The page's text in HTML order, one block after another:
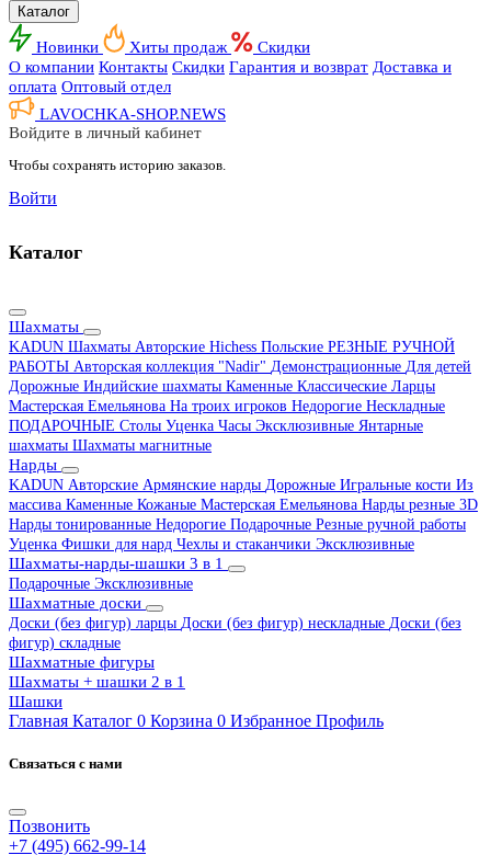
Каталог
Новинки Хиты продаж
Скидки
О компании Контакты Скидки Гарантия и возврат Доставка и
оплата Оптовый отдел
LAVOCHKA-SHOP.NEWS
Войдите в личный кабинет
Чтобы сохранять историю заказов.
Войти
Каталог
Шахматы
KADUN Шахматы Авторские Hichess Польские РЕЗНЫЕ РУЧНОЙ
РАБОТЫ Авторская коллекция "Nadir" Демонстрационные Для детей
Дорожные Индийские шахматы Каменные Классические Ларцы
Мастерская Емельянова На троих игроков Недорогие Нескладные
ПОДАРОЧНЫЕ Столы Уценка Часы Эксклюзивные Янтарные
шахматы Шахматы магнитные
Нарды
KADUN Авторские Армянские нарды Дорожные Игральные кости Из
массива Каменные Кожаные Мастерская Емельянова Нарды резные 3D
Нарды тонированные Недорогие Подарочные Резные ручной работы
Уценка Фишки для нард Чехлы и стаканчики Эксклюзивные
Шахматы-нарды-шашки 3 в 1
Подарочные Эксклюзивные
Шахматные доски
Доски (без фигур) ларцы Доски (без фигур) нескладные Доски (без
фигур) складные
Шахматные фигуры
Шахматы + шашки 2 в 1
Шашки
Главная Каталог 0 Корзина 0 Избранное Профиль
Связаться с нами
Позвонить
+7 (495) 662-99-14